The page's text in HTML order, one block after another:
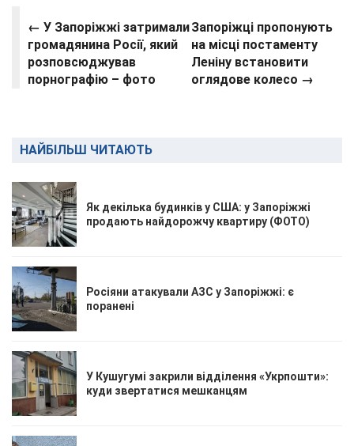
← У Запоріжжі затримали
громадянина Росії, який
розповсюджував
порнографію – фото
Запоріжці пропонують
на місці постаменту
Леніну встановити
оглядове колесо →
НАЙБІЛЬШ ЧИТАЮТЬ
Як декілька будинків у США: у Запоріжжі
продають найдорожчу квартиру (ФОТО)
Росіяни атакували АЗС у Запоріжжі: є
поранені
У Кушугумі закрили відділення «Укрпошти»:
куди звертатися мешканцям